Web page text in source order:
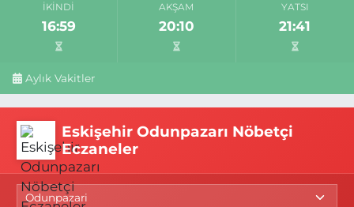
İKINDI
16:59
AKŞAM
20:10
YATSI
21:41
Aylık Vakitler
Eskişehir Odunpazarı Nöbetçi
Eczaneler